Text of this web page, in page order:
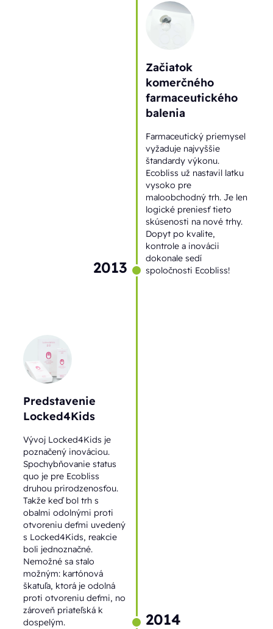
2013
Začiatok
komerčného
farmaceutického
balenia
Farmaceutický priemysel
vyžaduje najvyššie
štandardy výkonu.
Ecobliss už nastavil latku
vysoko pre
maloobchodný trh. Je len
logické preniesť tieto
skúsenosti na nové trhy.
Dopyt po kvalite,
kontrole a inovácii
dokonale sedí
spoločnosti Ecobliss!
Predstavenie
Locked4Kids
Vývoj Locked4Kids je
poznačený inováciou.
Spochybňovanie status
quo je pre Ecobliss
druhou prirodzenosťou.
Takže keď bol trh s
obalmi odolnými proti
otvoreniu deťmi uvedený
s Locked4Kids, reakcie
boli jednoznačné.
Nemožné sa stalo
možným: kartónová
škatuľa, ktorá je odolná
proti otvoreniu deťmi, no
zároveň priateľská k
dospelým.
2014